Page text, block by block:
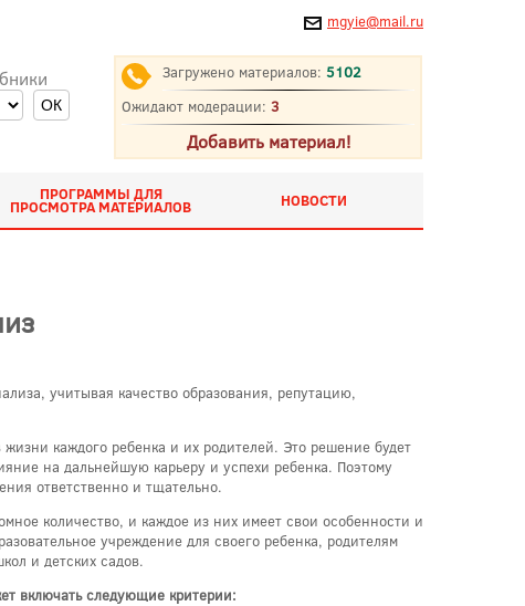
mgyie@mail.ru
Загружено материалов: 5102
Ожидают модерации: 3
Добавить материал!
ПРОГРАММЫ ДЛЯ
ПРОСМОТРА МАТЕРИАЛОВ НОВОСТИ
учитывая качество образования, репутацию,
каждого ребенка и их родителей. Это решение будет
на дальнейшую карьеру и успехи ребенка. Поэтому
ответственно и тщательно.
количество, и каждое из них имеет свои особенности и
учреждение для своего ребенка, родителям
и детских садов.
включать следующие критерии: